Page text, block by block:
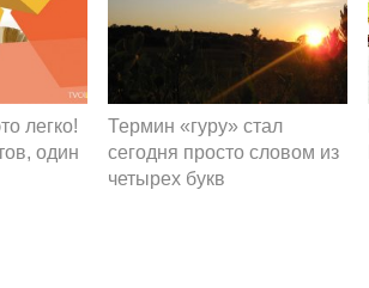
легко!
один
Термин «гуру» стал
сегодня просто словом из
четырех букв